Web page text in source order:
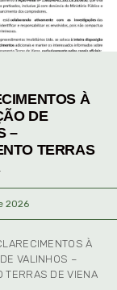
À
DE
–
TERRAS
2026
À
VALINHOS –
TERRAS DE VIENA